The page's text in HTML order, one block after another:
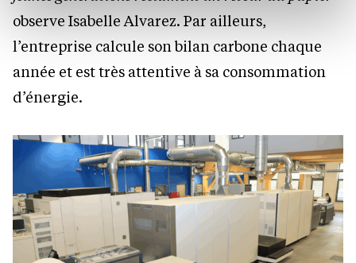
protection des données personnelles.
observe Isabelle Alvarez. Par ailleurs,
l’entreprise calcule son bilan carbone chaque
année et est très attentive à sa consommation
d’énergie.